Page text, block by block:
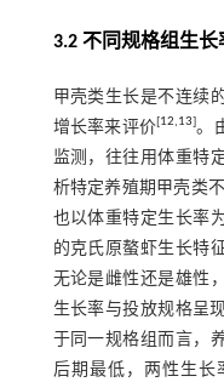
3.2 不同规格组生长
甲壳类生长是不连续
增长率来评价[12,13]。
监测，往往用体重特
析特定养殖期甲壳类
也以体重特定生长率
的克氏原螯虾生长特
无论是雌性还是雄性
生长率与投放规格呈
于同一规格组而言，
后期最低，两性生长